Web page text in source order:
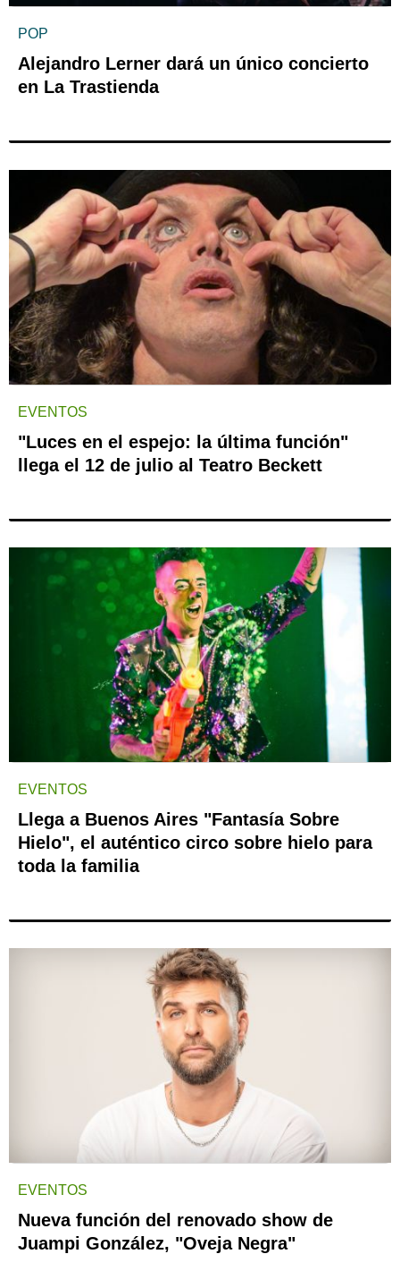
POP
Alejandro Lerner dará un único concierto
en La Trastienda
EVENTOS
"Luces en el espejo: la última función"
llega el 12 de julio al Teatro Beckett
EVENTOS
Llega a Buenos Aires "Fantasía Sobre
Hielo", el auténtico circo sobre hielo para
toda la familia
EVENTOS
Nueva función del renovado show de
Juampi González, "Oveja Negra"